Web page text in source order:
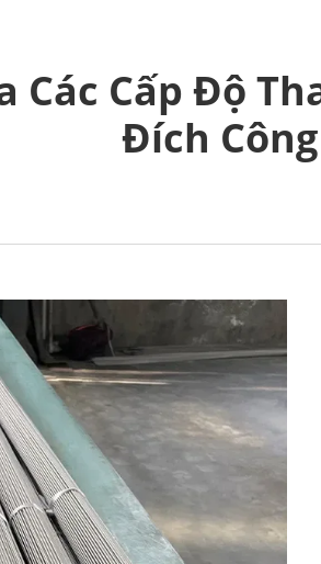
Các Cấp Độ
Đích